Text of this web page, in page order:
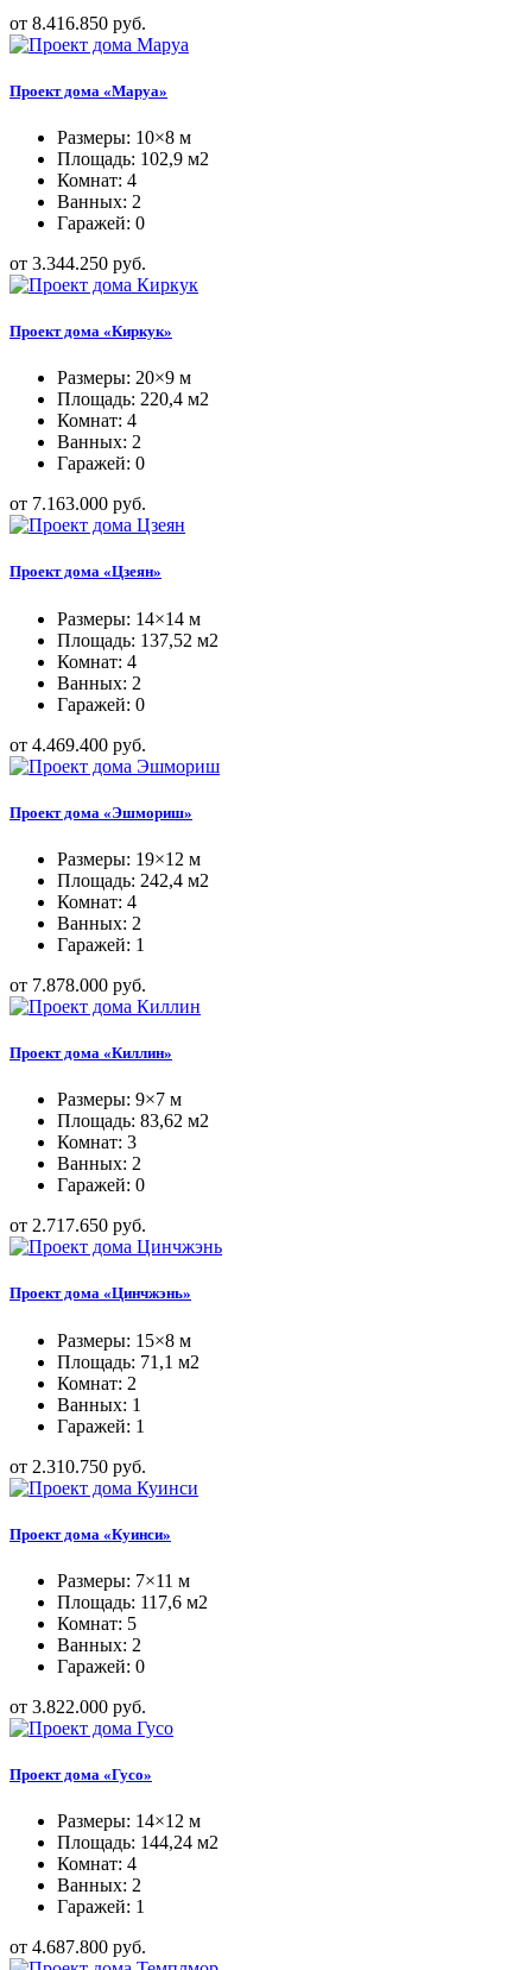
от 8.416.850 руб.
Проект дома «Маруа»
Размеры: 10×8 м
Площадь: 102,9 м2
Комнат: 4
Ванных: 2
Гаражей: 0
от 3.344.250 руб.
Проект дома «Киркук»
Размеры: 20×9 м
Площадь: 220,4 м2
Комнат: 4
Ванных: 2
Гаражей: 0
от 7.163.000 руб.
Проект дома «Цзеян»
Размеры: 14×14 м
Площадь: 137,52 м2
Комнат: 4
Ванных: 2
Гаражей: 0
от 4.469.400 руб.
Проект дома «Эшмориш»
Размеры: 19×12 м
Площадь: 242,4 м2
Комнат: 4
Ванных: 2
Гаражей: 1
от 7.878.000 руб.
Проект дома «Киллин»
Размеры: 9×7 м
Площадь: 83,62 м2
Комнат: 3
Ванных: 2
Гаражей: 0
от 2.717.650 руб.
Проект дома «Цинчжэнь»
Размеры: 15×8 м
Площадь: 71,1 м2
Комнат: 2
Ванных: 1
Гаражей: 1
от 2.310.750 руб.
Проект дома «Куинси»
Размеры: 7×11 м
Площадь: 117,6 м2
Комнат: 5
Ванных: 2
Гаражей: 0
от 3.822.000 руб.
Проект дома «Гусо»
Размеры: 14×12 м
Площадь: 144,24 м2
Комнат: 4
Ванных: 2
Гаражей: 1
от 4.687.800 руб.